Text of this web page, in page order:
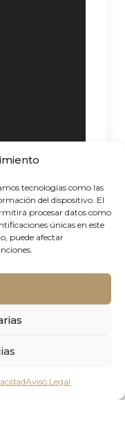
tecnologías como las
del dispositivo. El
procesar datos como
únicas en este
puede afectar
Aviso Legal